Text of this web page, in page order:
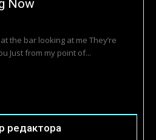
Now
the bar looking at me They’re
Just from my point of...
редактора